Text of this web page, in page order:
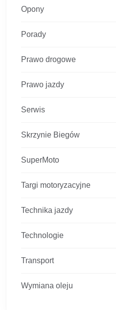
Opony
Porady
Prawo drogowe
Prawo jazdy
Serwis
Skrzynie Biegów
SuperMoto
Targi motoryzacyjne
Technika jazdy
Technologie
Transport
Wymiana oleju